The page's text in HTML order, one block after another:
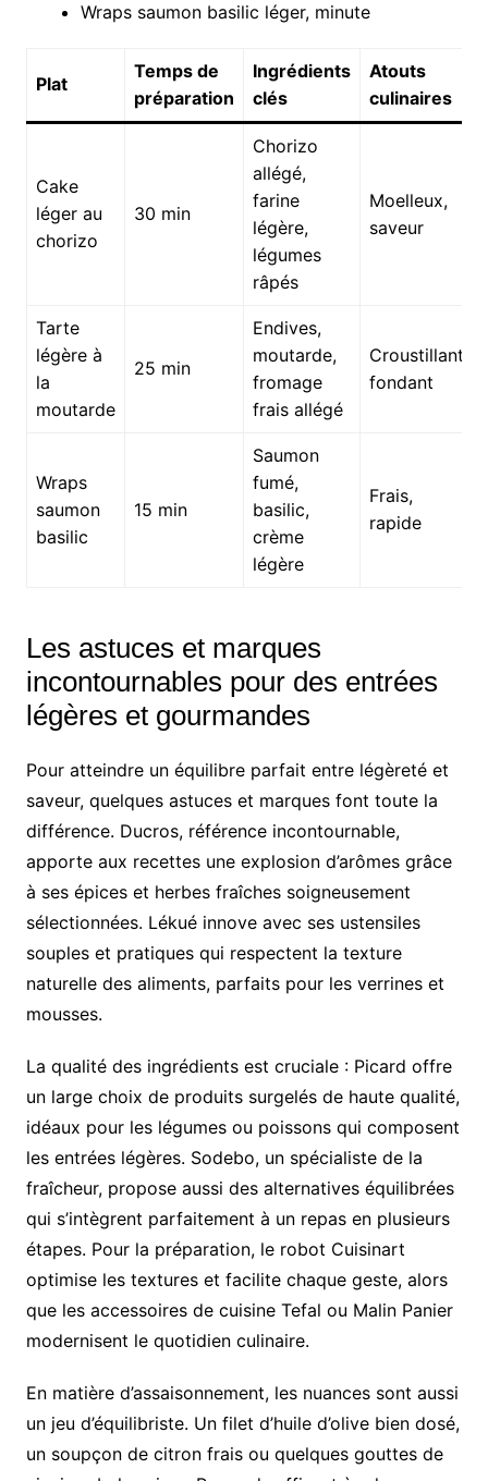
Wraps saumon basilic léger, minute
Plat
Temps de
préparation
Ingrédients
clés
Atouts
culinaires
Cake
léger au
chorizo
30 min
Chorizo
allégé,
farine
légère,
légumes
râpés
Moelleux,
saveur
Tarte
légère à
la
moutarde
25 min
Endives,
moutarde,
fromage
frais allégé
Croustillant,
fondant
Wraps
saumon
basilic
15 min
Saumon
fumé,
basilic,
crème
légère
Frais,
rapide
Les astuces et marques
incontournables pour des entrées
légères et gourmandes
Pour atteindre un équilibre parfait entre légèreté et
saveur, quelques astuces et marques font toute la
différence. Ducros, référence incontournable,
apporte aux recettes une explosion d’arômes grâce
à ses épices et herbes fraîches soigneusement
sélectionnées. Lékué innove avec ses ustensiles
souples et pratiques qui respectent la texture
naturelle des aliments, parfaits pour les verrines et
mousses.
La qualité des ingrédients est cruciale : Picard offre
un large choix de produits surgelés de haute qualité,
idéaux pour les légumes ou poissons qui composent
les entrées légères. Sodebo, un spécialiste de la
fraîcheur, propose aussi des alternatives équilibrées
qui s’intègrent parfaitement à un repas en plusieurs
étapes. Pour la préparation, le robot Cuisinart
optimise les textures et facilite chaque geste, alors
que les accessoires de cuisine Tefal ou Malin Panier
modernisent le quotidien culinaire.
En matière d’assaisonnement, les nuances sont aussi
un jeu d’équilibriste. Un filet d’huile d’olive bien dosé,
un soupçon de citron frais ou quelques gouttes de